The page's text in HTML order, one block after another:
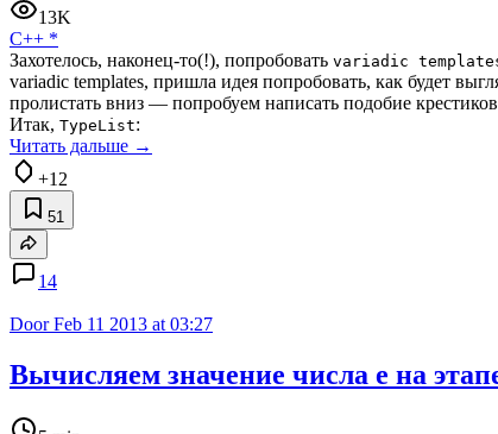
13K
C++ *
Захотелось, наконец-то(!), попробовать variadic
variadic templates, пришла идея попробовать, как будет
пролистать вниз — попробуем написать подобие
Итак, TypeList:
Читать дальше →
+12
51
14
DoorFeb 11 2013 at 03:27
Вычисляем значение числа e на